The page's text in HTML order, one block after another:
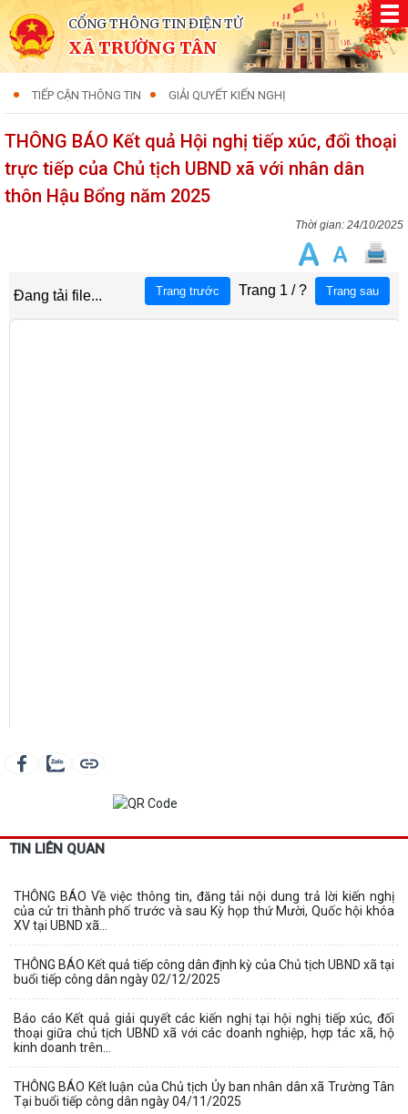
CỔNG THÔNG TIN ĐIỆN TỬ
XÃ TRƯỜNG TÂN
TIẾP CẬN THÔNG TIN GIẢI QUYẾT KIẾN NGHỊ
THÔNG BÁO Kết quả Hội nghị tiếp xúc, đối thoại
trực tiếp của Chủ tịch UBND xã với nhân dân
thôn Hậu Bổng năm 2025
24/10/2025
TIN LIÊN QUAN
THÔNG BÁO Về việc thông tin, đăng tải nội dung trả lời kiến nghị
của cử tri thành phố trước và sau Kỳ họp thứ Mười, Quốc hội khóa
XV tại UBND xã...
THÔNG BÁO Kết quả tiếp công dân định kỳ của Chủ tịch UBND xã tại
buổi tiếp công dân ngày 02/12/2025
Báo cáo Kết quả giải quyết các kiến nghị tại hội nghị tiếp xúc, đối
thoại giữa chủ tịch UBND xã với các doanh nghiệp, hợp tác xã, hộ
kinh doanh trên...
THÔNG BÁO Kết luận của Chủ tịch Ủy ban nhân dân xã Trường Tân
Tại buổi tiếp công dân ngày 04/11/2025